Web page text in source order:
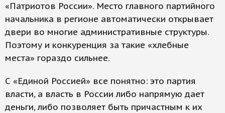
«Патриотов России». Место главного партийного
начальника в регионе автоматически открывает
двери во многие административные структуры.
Поэтому и конкуренция за такие «хлебные
места» гораздо сильнее.
С «Единой Россией» все понятно: это партия
власти, а власть в России либо напрямую дает
деньги, либо позволяет быть причастным к их